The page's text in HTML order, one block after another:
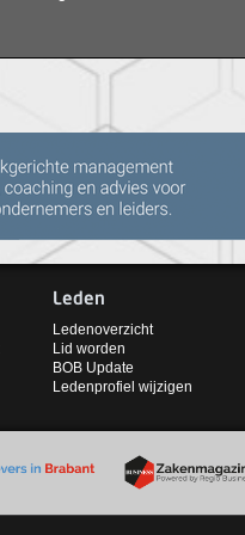
Leden
Ledenoverzicht
Lid worden
BOB Update
Ledenprofiel wijzigen